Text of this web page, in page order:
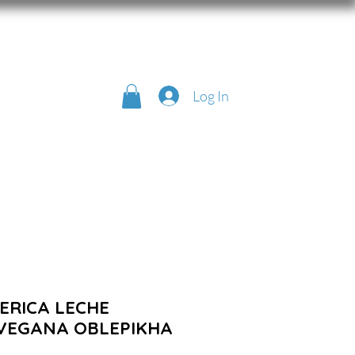
Log In
LECHE
OBLEPIKHA